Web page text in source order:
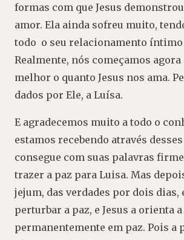
formas com que Jesus demonstrou
amor. Ela ainda sofreu muito,
todo o seu relacionamento íntimo
Realmente, nós começamos agora
melhor o quanto Jesus nos ama.
dados por Ele, a Luísa.
E agradecemos muito a todo o
estamos recebendo através
consegue com suas palavras
trazer a paz para Luisa. Mas
jejum, das verdades por dois dias,
perturbar a paz, e Jesus a orienta
permanentemente em paz. Pois a